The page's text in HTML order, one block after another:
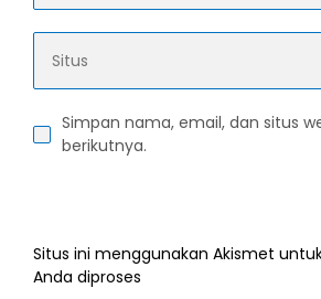
Simpan nama, email, dan situs
berikutnya.
Situs ini menggunakan Akismet
Anda diproses